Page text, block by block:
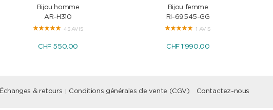
Bijou homme
AR-H310
45 AVIS
CHF 550.00
Bijou femme
RI-69545-GG
1 AVIS
CHF 1'990.00
Échanges & retours Conditions générales de vente (CGV) Contactez-nous